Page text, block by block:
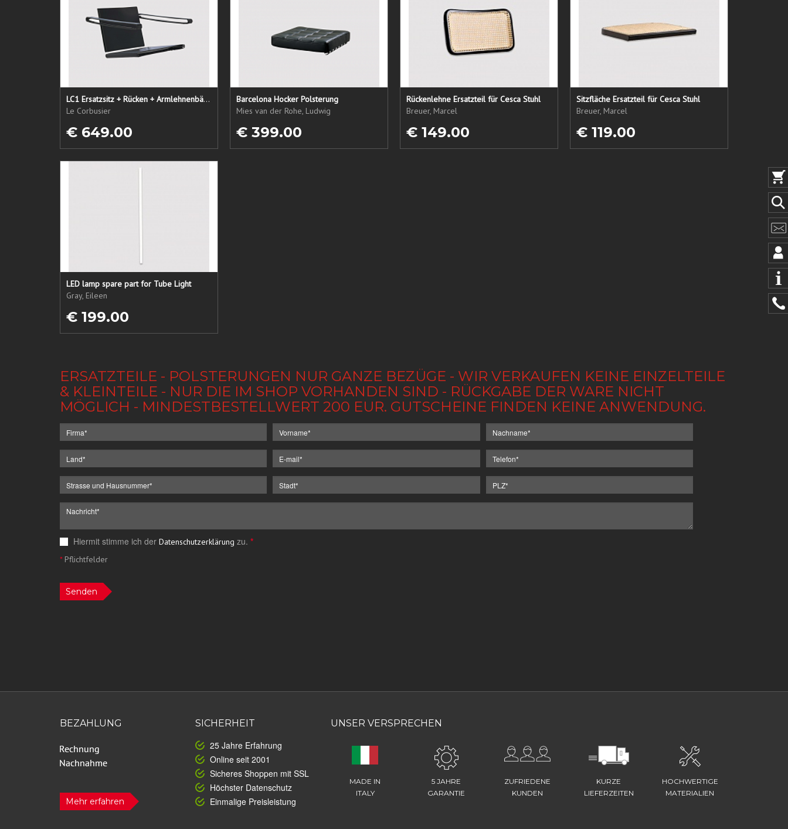
LC1 Ersatzsitz + Rücken + Armlehnenbänder
Le Corbusier
€ 649.00
Barcelona Hocker Polsterung
Mies van der Rohe, Ludwig
€ 399.00
Rückenlehne Ersatzteil für Cesca Stuhl
Breuer, Marcel
€ 149.00
Sitzfläche Ersatzteil für Cesca Stuhl
Breuer, Marcel
€ 119.00
LED lamp spare part for Tube Light
Gray, Eileen
€ 199.00
ERSATZTEILE - POLSTERUNGEN NUR GANZE BEZÜGE - WIR VERKAUFEN KEINE EINZELTEILE
& KLEINTEILE - NUR DIE IM SHOP VORHANDEN SIND - RÜCKGABE DER WARE NICHT
MÖGLICH - MINDESTBESTELLWERT 200 EUR. GUTSCHEINE FINDEN KEINE ANWENDUNG.
Hiermit stimme ich der Datenschutzerklärung zu. *
*Pflichtfelder
Senden
BEZAHLUNG
Mehr erfahren
SICHERHEIT
25 Jahre Erfahrung
Online seit 2001
Sicheres Shoppen mit SSL
Höchster Datenschutz
Einmalige Preisleistung
UNSER VERSPRECHEN
MADE IN
ITALY
5 JAHRE
GARANTIE
ZUFRIEDENE
KUNDEN
KURZE
LIEFERZEITEN
HOCHWERTIGE
MATERIALIEN